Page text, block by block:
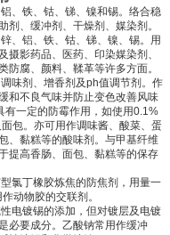
、铁、钴、锑、镍和锡。络合稳
剂、缓冲剂、干燥剂、媒染剂。
、铝、铁、钴、锑、镍、锡。用
摄影药品、医药、印染媒染剂、
防腐、颜料、鞣革等许多方面。
味剂、增香剂及ph值调节剂。作
和不良气味并防止变色改善风味
有一定的防霉作用，如使用0.1%
包。亦可用作调味酱、酸菜、蛋
、黏糕等的酸味剂。与甲基纤维
提高香肠、面包、黏糕等的保存
氯丁橡胶炼焦的防焦剂，用量一
动物胶的交联剂。
电镀锡的添加，但对镀层及电镀
必要成分。乙酸钠常用作缓冲